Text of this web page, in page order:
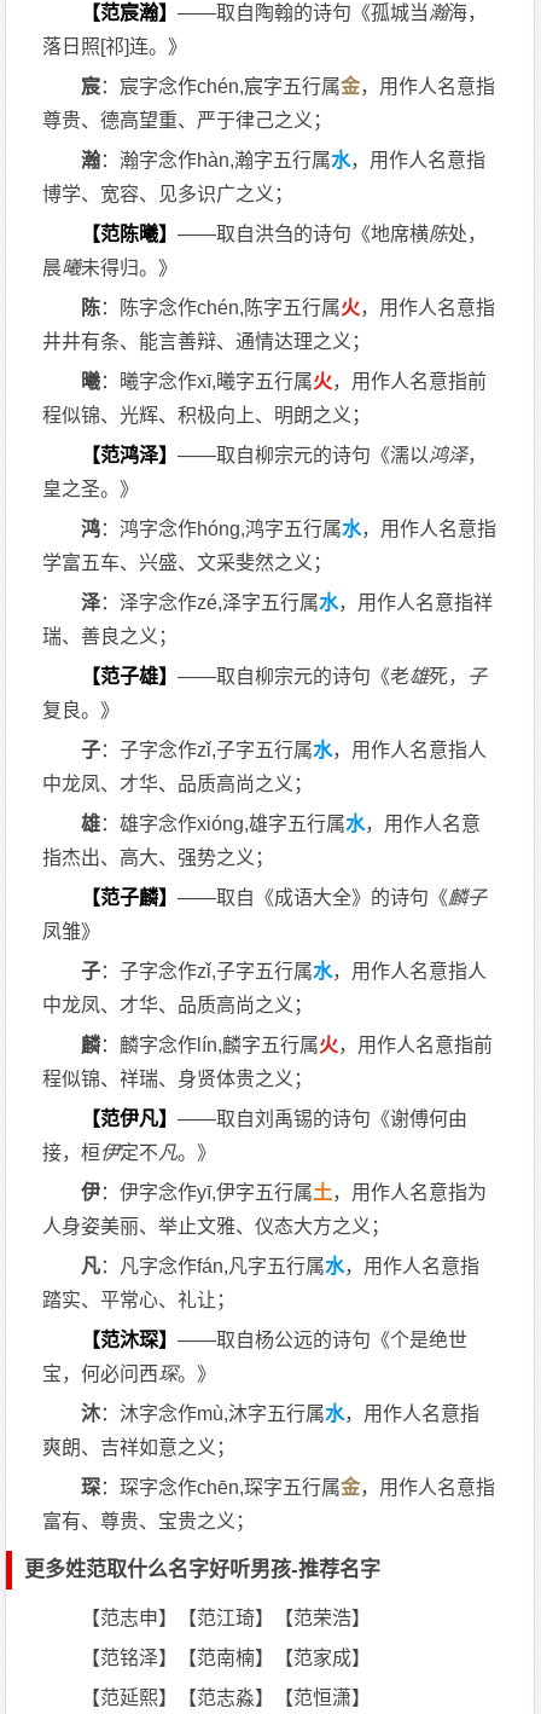
【范宸瀚】——取自陶翰的诗句《孤城当 瀚海，
落日照[祁]连。》
宸：宸字念作chén,宸字五行属金，用作人名意指
尊贵、德高望重、严于律己之义；
瀚：瀚字念作hàn,瀚字五行属水，用作人名意指
博学、宽容、见多识广之义；
【范陈曦】——取自洪刍的诗句《地席横陈处，
晨曦未得归。》
陈：陈字念作chén,陈字五行属火，用作人名意指
井井有条、能言善辩、通情达理之义；
曦：曦字念作xī,曦字五行属火，用作人名意指前
程似锦、光辉、积极向上、明朗之义；
【范鸿泽】——取自柳宗元的诗句《濡以 鸿泽，
皇之圣。》
鸿：鸿字念作hóng,鸿字五行属水，用作人名意指
学富五车、兴盛、文采斐然之义；
泽：泽字念作zé,泽字五行属水，用作人名意指祥
瑞、善良之义；
【范子雄】——取自柳宗元的诗句《老雄死， 子
复良。》
子：子字念作zǐ,子字五行属水，用作人名意指人
中龙凤、才华、品质高尚之义；
雄：雄字念作xióng,雄字五行属水，用作人名意
指杰出、高大、强势之义；
【范子麟】——取自《成语大全》的诗句《麟子
凤雏》
子：子字念作zǐ,子字五行属水，用作人名意指人
中龙凤、才华、品质高尚之义；
麟：麟字念作lín,麟字五行属火，用作人名意指前
程似锦、祥瑞、身贤体贵之义；
【范伊凡】——取自刘禹锡的诗句《谢傅何由
接，桓伊定不凡。》
伊：伊字念作yī,伊字五行属土，用作人名意指为
人身姿美丽、举止文雅、仪态大方之义；
凡：凡字念作fán,凡字五行属水，用作人名意指
踏实、平常心、礼让；
【范沐琛】——取自杨公远的诗句《个是绝世
宝，何必问西琛。》
沐：沐字念作mù,沐字五行属水，用作人名意指
爽朗、吉祥如意之义；
琛：琛字念作chēn,琛字五行属金，用作人名意指
富有、尊贵、宝贵之义；
更多姓范取什么名字好听男孩-推荐名字
【范志申】【范江琦】【范荣浩】
【范铭泽】【范南楠】【范家成】
【范延熙】【范志淼】【范恒潇】